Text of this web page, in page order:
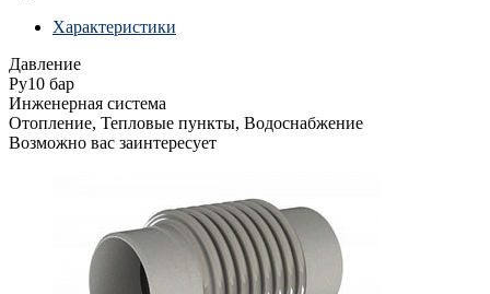
Характеристики
Давление
Ру10 бар
Инженерная система
Отопление, Тепловые пункты, Водоснабжение
Возможно вас заинтересует